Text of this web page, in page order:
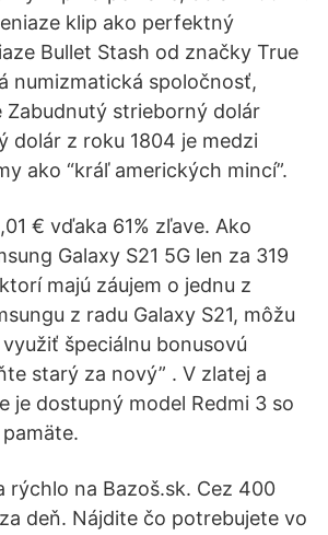
klip ako perfektný
Bullet Stash od značky True
numizmatická spoločnosť,
Zabudnutý strieborný dolár
dolár z roku 1804 je medzi
ako “kráľ amerických mincí”.
€ vďaka 61% zľave. Ako
Galaxy S21 5G len za 319
majú záujem o jednu z
z radu Galaxy S21, môžu
špeciálnu bonusovú
starý za nový” . V zlatej a
je dostupný model Redmi 3 so
rýchlo na Bazoš.sk. Cez 400
deň. Nájdite čo potrebujete vo